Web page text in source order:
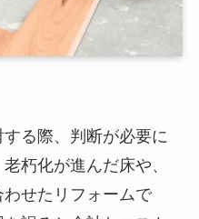
る際、判断が必要に
朽化が進んだ床や、
せたリフォームで